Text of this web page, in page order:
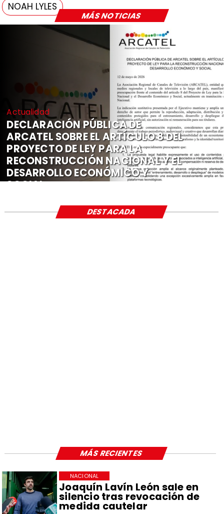
MÁS NOTICIAS
NOAH LYLES
Actualidad
DECLARACIÓN PÚBLICA DE
ARCATEL SOBRE EL ARTÍCULO 8 DEL
PROYECTO DE LEY PARA LA
RECONSTRUCCIÓN NACIONAL Y EL
DESARROLLO ECONÓMICO Y
SOCIAL
Joaquín Lavín León sale en
silencio tras revocación de
medida cautelar
NACIONAL
DESTACADA
MÁS RECIENTES